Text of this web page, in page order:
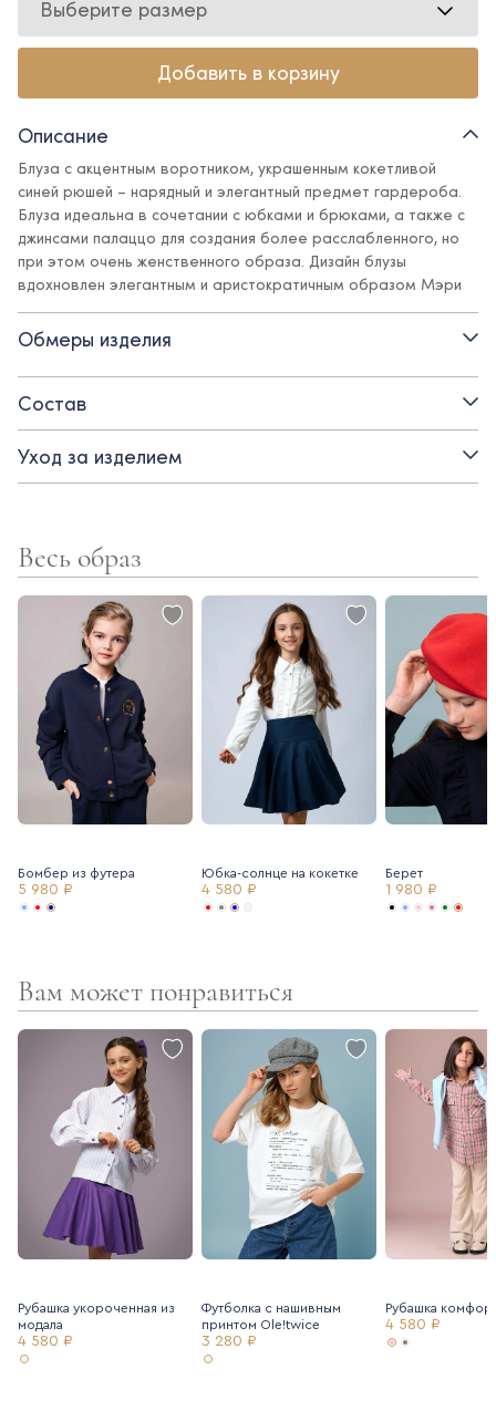
Выберите размер
Добавить в корзину
Описание
Блуза с акцентным воротником, украшенным кокетливой
синей рюшей – нарядный и элегантный предмет гардероба.
Блуза идеальна в сочетании с юбками и брюками, а также с
джинсами палаццо для создания более расслабленного, но
при этом очень женственного образа. Дизайн блузы
вдохновлен элегантным и аристократичным образом Мэри
Поппинс, а также стилем британских школ, который всегда
вне времени.
- Застежка спереди на круглые синие пуговицы
- Контрастная отделка по воротнику
При активной носке в зонах трения возможна пилингация.
Рекомендуем бережный уход и использование машинки для
удаления пилей (катышек).
Обмеры изделия
Состав
Уход за изделием
Весь образ
Бомбер из футера
5 980 ₽
Юбка-солнце на кокетке
4 580 ₽
Берет
1 980 ₽
Вам может понравиться
Рубашка укороченная из
модала
4 580 ₽
Футболка с нашивным
принтом Ole!twice
3 280 ₽
Рубашка
4 580 ₽